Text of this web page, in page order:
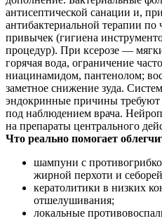
антисептической санации и,
антибактериальной терапии по
привычек (гигиена
процедур). При ксерозе —
горячая вода, ограничение
ниацинамидом, пантенолом;
заметное снижение зуда.
эндокринные причины требуют
под наблюдением врача.
на препараты центрального
Что реально помогает
шампуни с
жирной перхоти и
кератолитики в низких
отшелушивания;
локальные